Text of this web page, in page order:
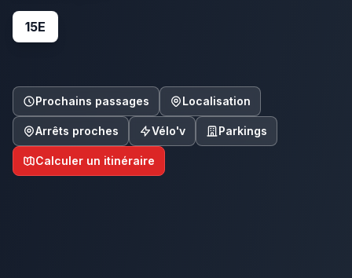
15E
Prochains passages Localisation
Arrêts proches Vélo'v Parkings
Calculer un itinéraire